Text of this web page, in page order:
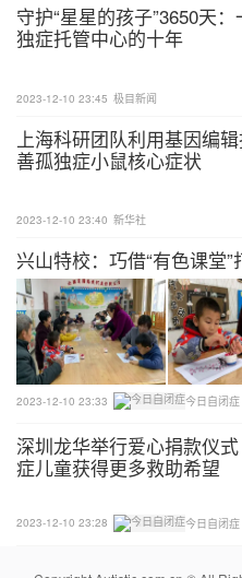
守护“星星的孩子”3650天
独症托管中心的十年
2023-12-10 23:45 极目新闻
上海科研团队利用基因编
善孤独症小鼠核心症状
2023-12-10 23:40 新华社
兴山特校：巧借“有色课堂”
2023-12-10 23:33 今日自闭症
深圳龙华举行爱心捐款仪
症儿童获得更多救助希望
2023-12-10 23:28 今日自闭症